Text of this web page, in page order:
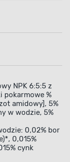
NPK 6:5:5 z
pokarmowe %
amidowy], 5%
w wodzie, 5%
0,02% bor
0,015%
cynk